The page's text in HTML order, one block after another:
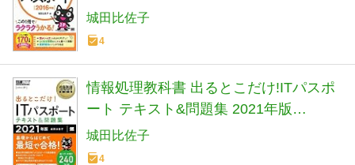
城田比佐子
4
情報処理教科書 出るとこだけ!ITパスポ
ート テキスト&問題集 2021年版
(EXAMPRESS)
城田比佐子
4